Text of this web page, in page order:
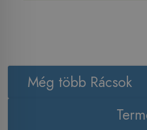
Még több Rácsok